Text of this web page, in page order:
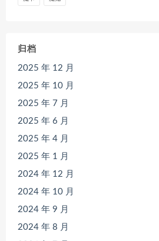
归档
2025 年 12 月
2025 年 10 月
2025 年 7 月
2025 年 6 月
2025 年 4 月
2025 年 1 月
2024 年 12 月
2024 年 10 月
2024 年 9 月
2024 年 8 月